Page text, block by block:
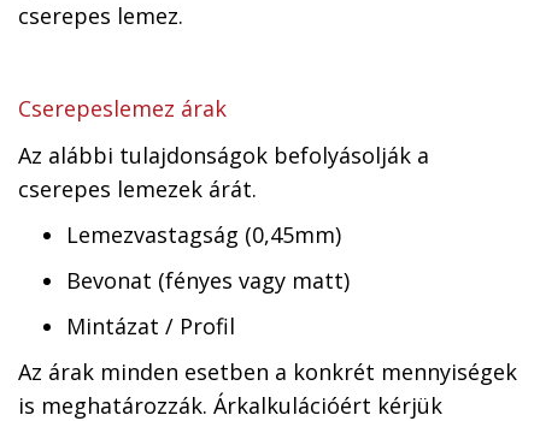
cserepes lemez.
Cserepeslemez árak
Az alábbi tulajdonságok befolyásolják a
cserepes lemezek árát.
Lemezvastagság (0,45mm)
Bevonat (fényes vagy matt)
Mintázat / Profil
Az árak minden esetben a konkrét mennyiségek
is meghatározzák. Árkalkulációért kérjük